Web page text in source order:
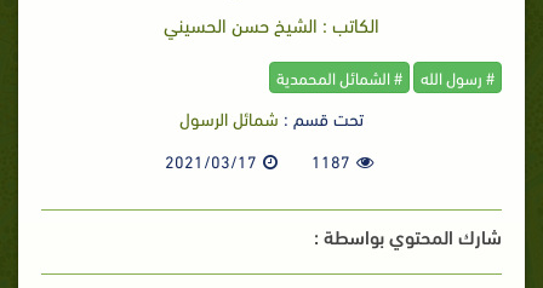
الكاتب : الشيخ حسن الحسيني
# رسول الله # الشمائل المحمدية
تحت قسم : شمائل الرسول
1187
2021/03/17
شارك المحتوي بواسطة :